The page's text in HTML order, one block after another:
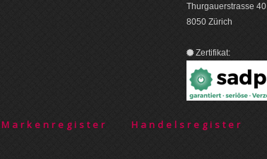
Thurgauerstrasse 40
8050 Zürich
Zertifikat:
Markenregister Handelsregister